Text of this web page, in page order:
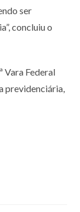
ser
concluiu o
Vara Federal
previdenciária,